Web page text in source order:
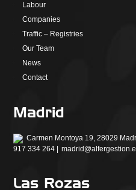
Labour
Companies
Traffic – Registries
Our Team
News
Contact
Madrid
Carmen Montoya 19, 28029
917 334 264 |
Las Rozas